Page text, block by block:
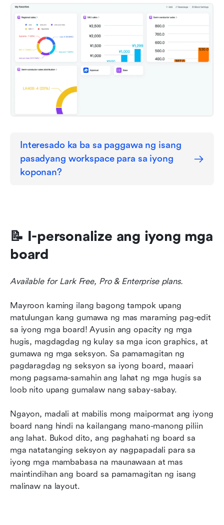
Interesado ka ba sa paggawa ng isang
pasadyang workspace para sa iyong
koponan?
📝 I-personalize ang iyong mga
board
Available for Lark Free, Pro & Enterprise plans.
Mayroon kaming ilang bagong tampok upang
matulungan kang gumawa ng mas maraming pag-edit
sa iyong mga board! Ayusin ang opacity ng mga
hugis, magdagdag ng kulay sa mga icon graphics, at
gumawa ng mga seksyon. Sa pamamagitan ng
pagdaragdag ng seksyon sa iyong board, maaari
mong pagsama-samahin ang lahat ng mga hugis sa
loob nito upang gumalaw nang sabay-sabay.
Ngayon, madali at mabilis mong maipormat ang iyong
board nang hindi na kailangang mano-manong piliin
ang lahat. Bukod dito, ang paghahati ng board sa
mga natatanging seksyon ay nagpapadali para sa
iyong mga mambabasa na maunawaan at mas
maintindihan ang board sa pamamagitan ng isang
malinaw na layout.